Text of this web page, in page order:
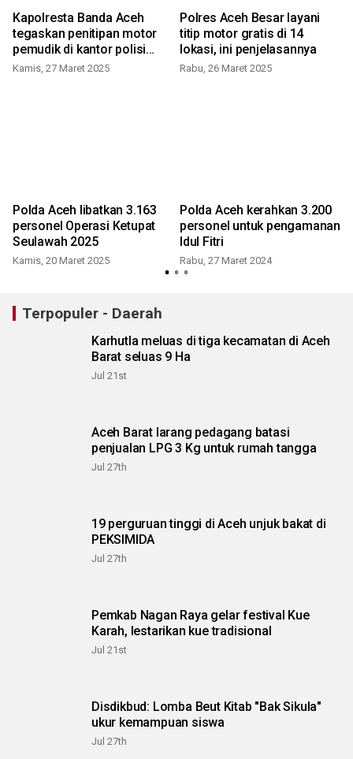
Kapolresta Banda Aceh
tegaskan penitipan motor
pemudik di kantor polisi
gratis
Kamis, 27 Maret 2025
Polres Aceh Besar layani
titip motor gratis di 14
lokasi, ini penjelasannya
Rabu, 26 Maret 2025
Polda Aceh libatkan 3.163
personel Operasi Ketupat
Seulawah 2025
Kamis, 20 Maret 2025
Polda Aceh kerahkan 3.200
personel untuk pengamanan
Idul Fitri
Rabu, 27 Maret 2024
Terpopuler - Daerah
Karhutla meluas di tiga kecamatan di Aceh
Barat seluas 9 Ha
Jul 21st
Aceh Barat larang pedagang batasi
penjualan LPG 3 Kg untuk rumah tangga
Jul 27th
19 perguruan tinggi di Aceh unjuk bakat di
PEKSIMIDA
Jul 27th
Pemkab Nagan Raya gelar festival Kue
Karah, lestarikan kue tradisional
Jul 21st
Disdikbud: Lomba Beut Kitab "Bak Sikula"
ukur kemampuan siswa
Jul 27th